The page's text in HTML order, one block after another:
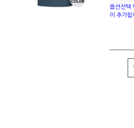
옵션선택
이 추가됩